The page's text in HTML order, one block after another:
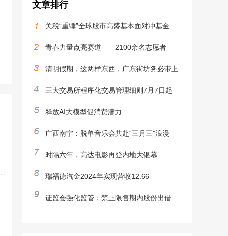
文章排行
关税“重锤”全球股市高盛基本面对冲基金
青春力量点亮赛道——2100余名志愿者
清明假期，这两样东西，广东街坊务必带上
三大交易所程序化交易管理细则7月7日起
释放AI大模型促消费潜力
广西南宁：脱单音乐会共赴“三月三”浪漫
时隔六年，高达电影再登内地大银幕
瑞福德汽金2024年实现营收12.66
证监会强化监管：禁止限售期内股份出借